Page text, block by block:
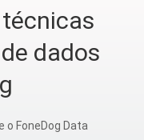
dados
o FoneDog Data